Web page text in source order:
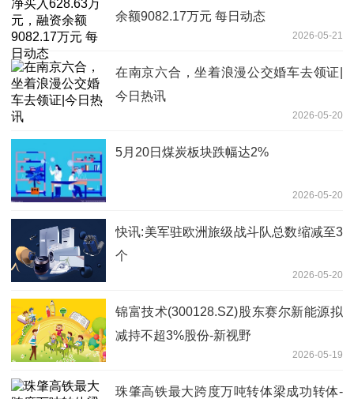
余额9082.17万元 每日动态
2026-05-21
在南京六合，坐着浪漫公交婚车去领证|
今日热讯
2026-05-20
5月20日煤炭板块跌幅达2%
2026-05-20
快讯:美军驻欧洲旅级战斗队总数缩减至3
个
2026-05-20
锦富技术(300128.SZ)股东赛尔新能源拟
减持不超3%股份-新视野
2026-05-19
珠肇高铁最大跨度万吨转体梁成功转体-